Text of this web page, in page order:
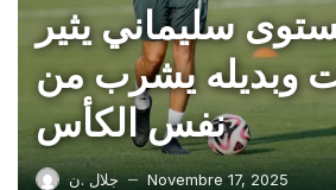
سليماني يثير
وبديله يشرب من
نفس الكأس
جلال .ن — Novembre 17, 2025